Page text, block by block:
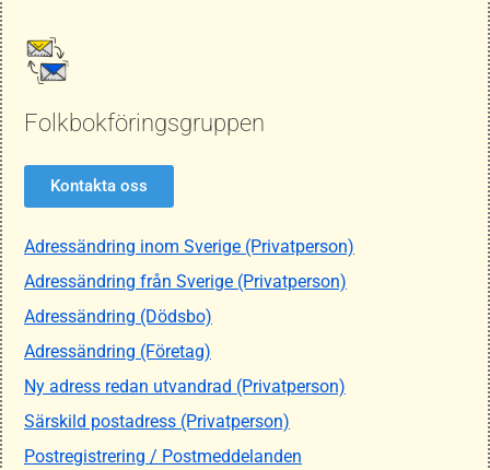
Folkbokföringsgruppen
Kontakta oss
Adressändring inom Sverige (Privatperson)
Adressändring från Sverige (Privatperson)
Adressändring (Dödsbo)
Adressändring (Företag)
Ny adress redan utvandrad (Privatperson)
Särskild postadress (Privatperson)
Postregistrering / Postmeddelanden